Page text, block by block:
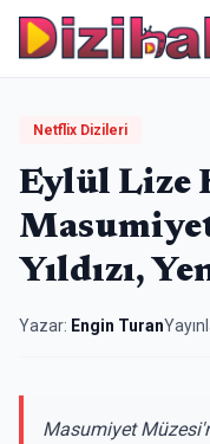
Netflix Dizileri
Eylül Lize
Yıldızı,
Yazar: Engin Turan
Masumiyet